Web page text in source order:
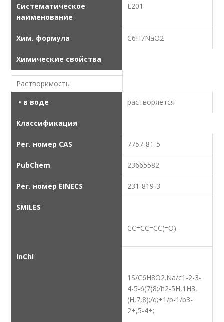
Систематическое
наименование
Е201
Хим. формула C6H7NaO2
Химические свойства
Растворимость
• в воде
растворяется
Классификация
Рег. номер CAS 7757-81-5
PubChem 23665582
Рег. номер EINECS 231-819-3
SMILES
CC=CC=CC(=O).
InChI
1S/C6H8O2.Na/c1-2-3-
4-5-6(7)8;/h2-5H,1H3,
(H,7,8);/q;+1/p-1/b3-
2+,5-4+;